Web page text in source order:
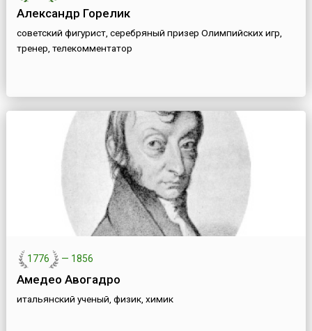
Александр Горелик
советский фигурист, серебряный призер Олимпийских игр,
тренер, телекомментатор
1776 — 1856
Амедео Авогадро
итальянский ученый, физик, химик